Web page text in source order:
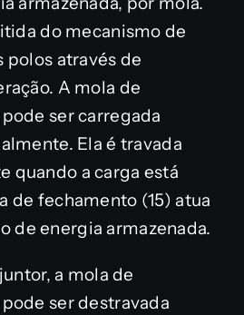
do mecanismo de
polos através de
A mola de
ser carregada
Ela é travada
quando a carga está
de fechamento (15) atua
de energia armazenada.
a mola de
ser destravada